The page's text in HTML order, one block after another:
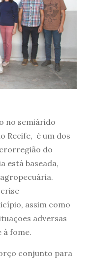
no semiárido
Recife, é um dos
do
está baseada,
assim como
adversas
à fome.
conjunto para